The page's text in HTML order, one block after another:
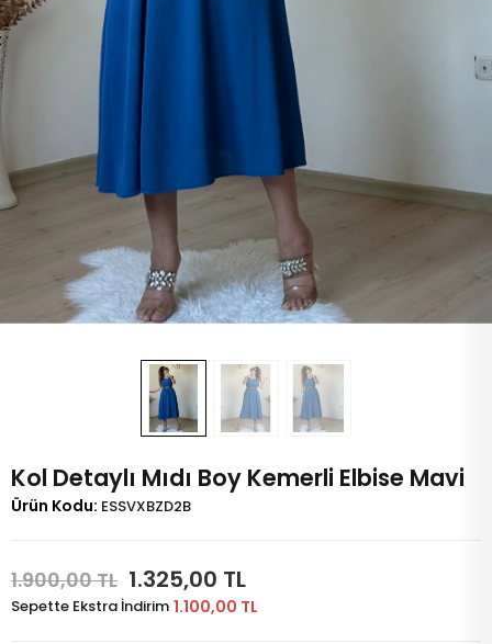
Kol Detaylı Mıdı Boy Kemerli Elbise Mavi
Ürün Kodu: ESSVXBZD2B
1.900,00 TL 1.325,00 TL
Sepette Ekstra İndirim 1.100,00 TL